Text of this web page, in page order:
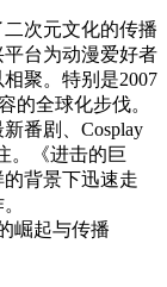
次元文化的传播
台为动漫爱好者
聚。特别是2007
的全球化步伐。
番剧、Cosplay
。《进击的巨
背景下迅速走